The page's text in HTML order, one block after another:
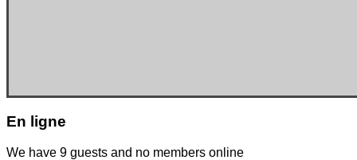
En ligne
We have 9 guests and no members online